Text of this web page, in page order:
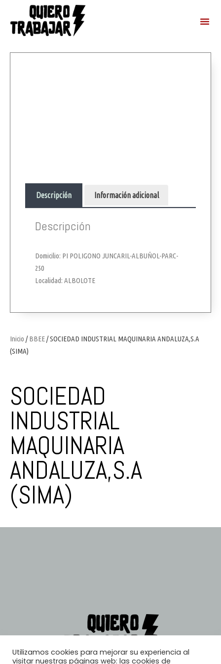
Inicio /BBEE/ SOCIEDAD INDUSTRIAL MAQUINARIA ANDALUZA,S.A
(SIMA)
SOCIEDAD
INDUSTRIAL
MAQUINARIA
ANDALUZA,S.A
(SIMA)
Descripción Información adicional
Descripción
Domicilio: PI POLIGONO JUNCARIL-ALBUÑOL-PARC-
250
Localidad: ALBOLOTE
Utilizamos cookies para mejorar su experiencia al
visitar nuestras páginas web: las cookies de